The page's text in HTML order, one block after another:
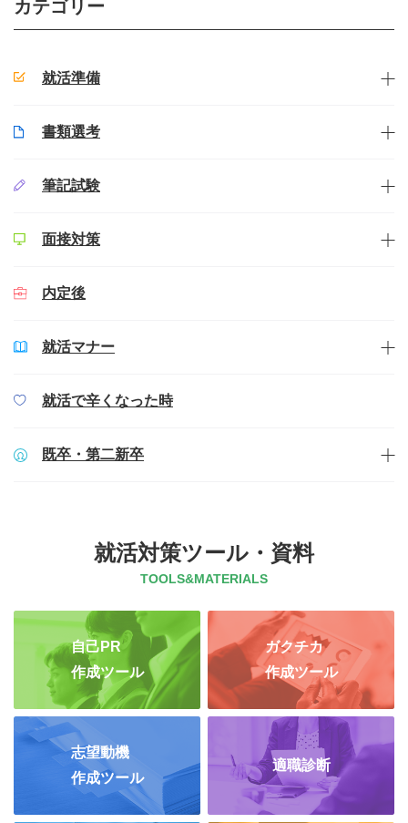
カテゴリー
就活準備
書類選考
筆記試験
面接対策
内定後
就活マナー
就活で辛くなった時
既卒・第二新卒
就活対策ツール・資料
TOOLS&MATERIALS
自己PR
作成ツール
ガクチカ
作成ツール
志望動機
作成ツール
適職診断